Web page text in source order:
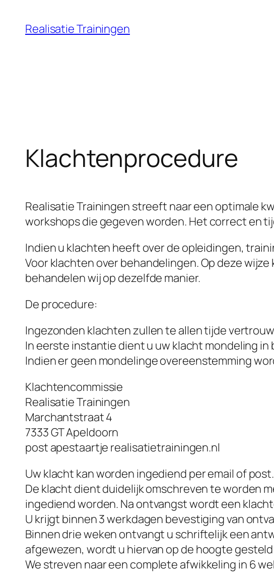
Realisatie Trainingen
Klachtenprocedure
Realisatie Trainingen streeft naar een optimale
workshops die gegeven worden. Het correct en
Indien u klachten heeft over de opleidingen,
Voor klachten over behandelingen. Op deze
behandelen wij op dezelfde manier.
De procedure:
Ingezonden klachten zullen te allen tijde
In eerste instantie dient u uw klacht mondeling
Indien er geen mondelinge overeenstemming
Klachtencommissie
Realisatie Trainingen
Marchantstraat 4
7333 GT Apeldoorn
post apestaartje realisatietrainingen.nl
Uw klacht kan worden ingediend per email of post.
De klacht dient duidelijk omschreven te worden
ingediend worden. Na ontvangst wordt een
U krijgt binnen 3 werkdagen bevestiging van
Binnen drie weken ontvangt u schriftelijk een
afgewezen, wordt u hiervan op de hoogte
We streven naar een complete afwikkeling in 6